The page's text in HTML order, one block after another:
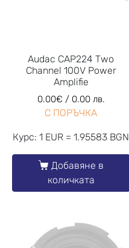
Audac CAP224 Two
Channel 100V Power
Amplifie
0.00€ / 0.00 лв.
С ПОРЪЧКА
Курс: 1 EUR = 1.95583 BGN
Добавяне в
количката